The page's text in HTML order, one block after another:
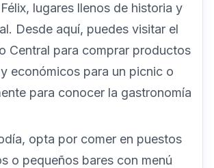
lugares llenos de historia y
Desde aquí, puedes visitar el
Central para comprar productos
económicos para un picnic o
para conocer la gastronomía
opta por comer en puestos
o pequeños bares con menú